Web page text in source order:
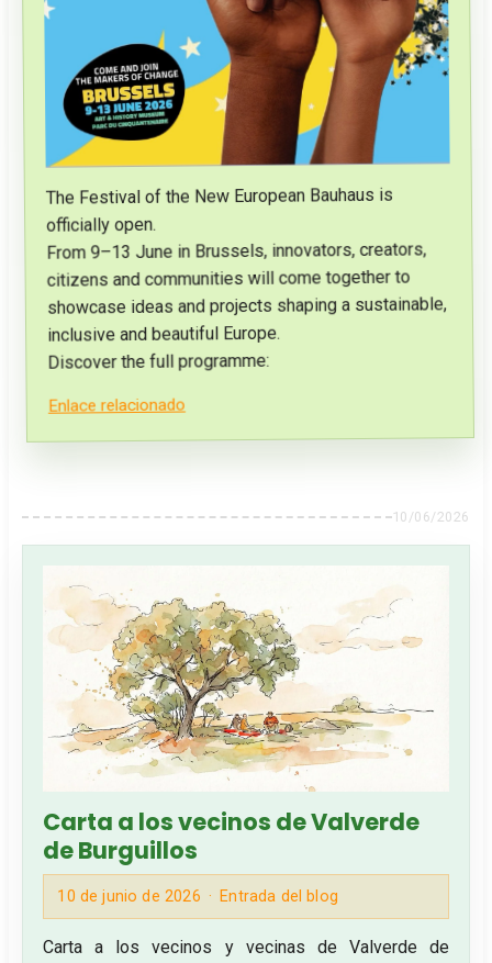
The Festival of the New European Bauhaus is
officially open.
From 9–13 June in Brussels, innovators, creators,
citizens and communities will come together to
showcase ideas and projects shaping a sustainable,
inclusive and beautiful Europe.
Discover the full programme:
Enlace relacionado
10/06/2026
Carta a los vecinos de Valverde
de Burguillos
10 de junio de 2026 Entrada del blog
Carta a los vecinos y vecinas de Valverde de